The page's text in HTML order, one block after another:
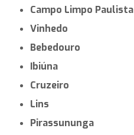
Campo Limpo Paulista
Vinhedo
Bebedouro
Ibiúna
Cruzeiro
Lins
Pirassununga